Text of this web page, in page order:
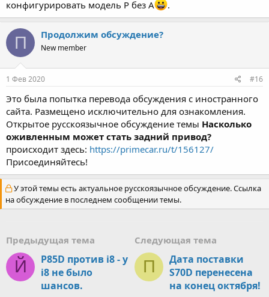
конфигурировать модель P без A
.
П Продолжим обсуждение?
New member
1 Фев 2020 #16
Это была попытка перевода обсуждения с иностранного
сайта. Размещено исключительно для ознакомления.
Открытое русскоязычное обсуждение темы Насколько
оживленным может стать задний привод?
происходит здесь: https://primecar.ru/t/156127/
Присоединяйтесь!
У этой темы есть актуальное русскоязычное обсуждение. Ссылка
на обсуждение в последнем сообщении темы.
Предыдущая тема
Й
P85D против i8 - у
i8 не было
шансов.
Следующая тема
П
Дата поставки
S70D перенесена
на конец октября!